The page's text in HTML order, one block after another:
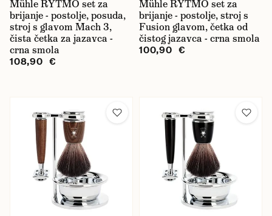
Mühle RYTMO set za
brijanje - postolje, posuda,
stroj s glavom Mach 3,
čista četka za jazavca -
crna smola
108,90 €
Mühle RYTMO set za
brijanje - postolje, stroj s
Fusion glavom, četka od
čistog jazavca - crna smola
100,90 €